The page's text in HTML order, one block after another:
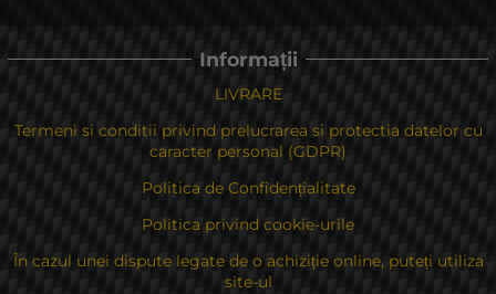
Informații
LIVRARE
Termeni si conditii privind prelucrarea si protectia datelor cu
caracter personal (GDPR)
Politica de Confidențialitate
Politica privind cookie-urile
În cazul unei dispute legate de o achiziție online, puteți utiliza
site-ul